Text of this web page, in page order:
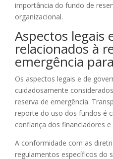
importância do fundo de
organizacional.
Aspectos legais
relacionados à
emergência
Os aspectos legais e de
cuidadosamente
reserva de emergência.
reporte do uso dos fundos é
confiança dos financiadores
A conformidade com as
regulamentos específicos do